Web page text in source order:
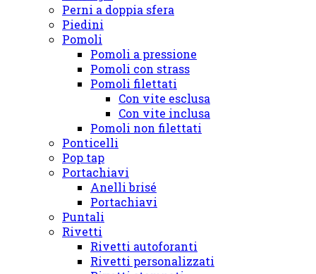
Perni a doppia sfera
Piedini
Pomoli
Pomoli a pressione
Pomoli con strass
Pomoli filettati
Con vite esclusa
Con vite inclusa
Pomoli non filettati
Ponticelli
Pop tap
Portachiavi
Anelli brisé
Portachiavi
Puntali
Rivetti
Rivetti autoforanti
Rivetti personalizzati